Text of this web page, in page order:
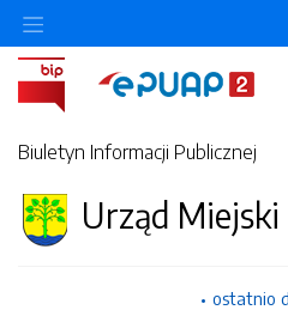
Biuletyn Informacji Publicznej
Urząd
ostatnio